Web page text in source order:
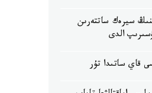
سيرەك ساتتەرىن
الدى
قاي ساتىدا تۇر